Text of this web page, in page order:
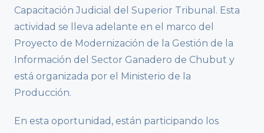
Capacitación Judicial del Superior Tribunal. Esta
actividad se lleva adelante en el marco del
Proyecto de Modernización de la Gestión de la
Información del Sector Ganadero de Chubut y
está organizada por el Ministerio de la
Producción.
En esta oportunidad, están participando los